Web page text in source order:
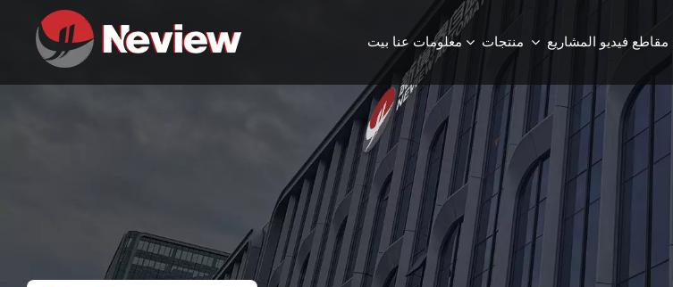
بيت معلومات عنا المشاريع مقاطع فيديو